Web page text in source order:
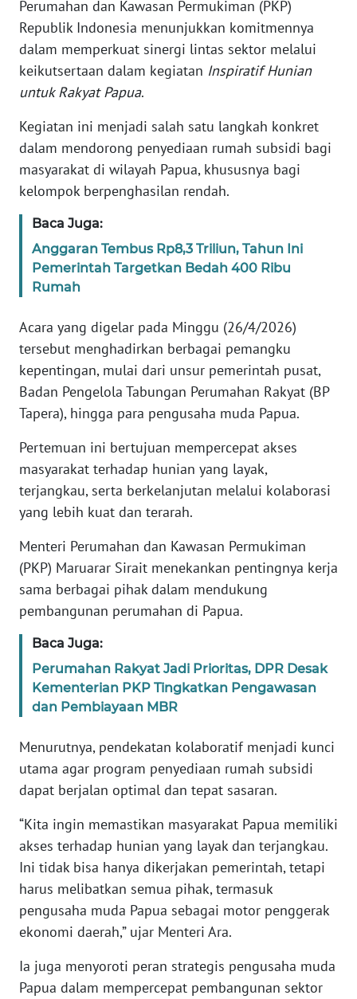
Perumahan dan Kawasan Permukiman (PKP)
Republik Indonesia menunjukkan komitmennya
dalam memperkuat sinergi lintas sektor melalui
keikutsertaan dalam kegiatan Inspiratif Hunian
untuk Rakyat Papua.
Kegiatan ini menjadi salah satu langkah konkret
dalam mendorong penyediaan rumah subsidi bagi
masyarakat di wilayah Papua, khususnya bagi
kelompok berpenghasilan rendah.
Baca Juga:
Anggaran Tembus Rp8,3 Triliun, Tahun Ini
Pemerintah Targetkan Bedah 400 Ribu
Rumah
Acara yang digelar pada Minggu (26/4/2026)
tersebut menghadirkan berbagai pemangku
kepentingan, mulai dari unsur pemerintah pusat,
Badan Pengelola Tabungan Perumahan Rakyat (BP
Tapera), hingga para pengusaha muda Papua.
Pertemuan ini bertujuan mempercepat akses
masyarakat terhadap hunian yang layak,
terjangkau, serta berkelanjutan melalui kolaborasi
yang lebih kuat dan terarah.
Menteri Perumahan dan Kawasan Permukiman
(PKP) Maruarar Sirait menekankan pentingnya kerja
sama berbagai pihak dalam mendukung
pembangunan perumahan di Papua.
Baca Juga:
Perumahan Rakyat Jadi Prioritas, DPR Desak
Kementerian PKP Tingkatkan Pengawasan
dan Pembiayaan MBR
Menurutnya, pendekatan kolaboratif menjadi kunci
utama agar program penyediaan rumah subsidi
dapat berjalan optimal dan tepat sasaran.
“Kita ingin memastikan masyarakat Papua memiliki
akses terhadap hunian yang layak dan terjangkau.
Ini tidak bisa hanya dikerjakan pemerintah, tetapi
harus melibatkan semua pihak, termasuk
pengusaha muda Papua sebagai motor penggerak
ekonomi daerah,” ujar Menteri Ara.
Ia juga menyoroti peran strategis pengusaha muda
Papua dalam mempercepat pembangunan sektor
Informasi
INDEKS
BERITA
KONTAK
IKLAN
TENTANG
PEDOMAN
MEDIA
REDAKSI
KARIR
Wahana
News
Regional
WN
SUMUT
WN
WN
JABAR
BANTEN
WN
NTT
WN
KEPRI
PAPUA
WN
PAPUA
BARAT